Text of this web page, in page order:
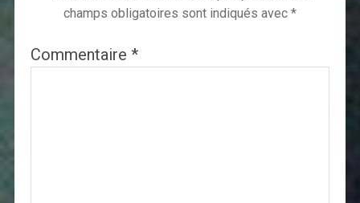
champs obligatoires sont indiqués avec *
Commentaire *